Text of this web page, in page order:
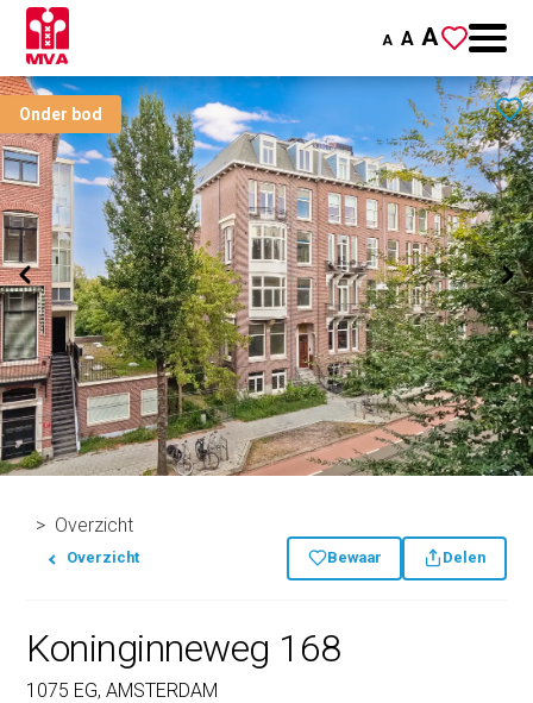
A A A
Onder bod
Overzicht
Overzicht Bewaar Delen
Koninginneweg 168
1075 EG, AMSTERDAM